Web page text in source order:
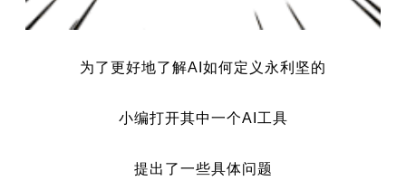
为了更好地了解AI如何定义永利坚的
小编打开其中一个AI工具
提出了一些具体问题